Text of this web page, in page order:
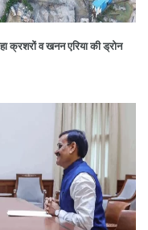
क्रशरों व खनन एरिया की ड्रोन